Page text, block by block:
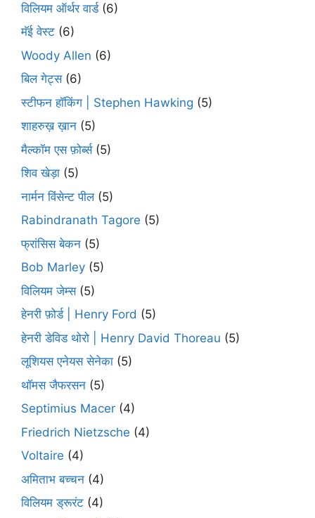
विलियम ऑर्थर वार्ड(6)
मॅई वेस्ट (6)
Woody Allen (6)
बिल गेट्स(6)
स्टीफन हॉकिंग | Stephen Hawking (5)
शाहरुख़ ख़ान (5)
मैल्कॉम एस फ़ोर्ब्स(5)
शिव खेड़ा (5)
नार्मन विंसेन्ट पील(5)
Rabindranath Tagore (5)
फ्रांसिस बेकन (5)
Bob Marley (5)
विलियम जेम्स(5)
हेनरी फ़ोर्ड | Henry Ford (5)
हेनरी डेविड थोरो | Henry David Thoreau (5)
लूशियस एनेयस सेनेका (5)
थॉमस जैफरसन (5)
Septimius Macer (4)
Friedrich Nietzsche (4)
Voltaire (4)
अमिताभ बच्चन (4)
विलियम ड्रूरंट (4)